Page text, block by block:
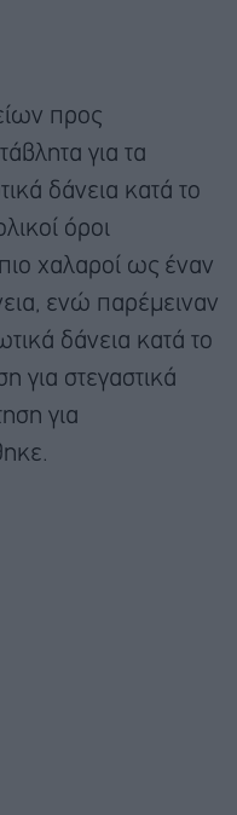
προς
για τα
δάνεια κατά το
όροι
χαλαροί ως έναν
ενώ παρέμειναν
δάνεια κατά το
για στεγαστικά
για